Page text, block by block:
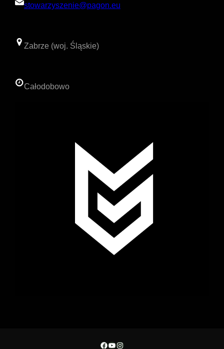
stowarzyszenie@pagon.eu
Zabrze (woj. Śląskie)
Całodobowo
Facebook
YouTube
Instagram